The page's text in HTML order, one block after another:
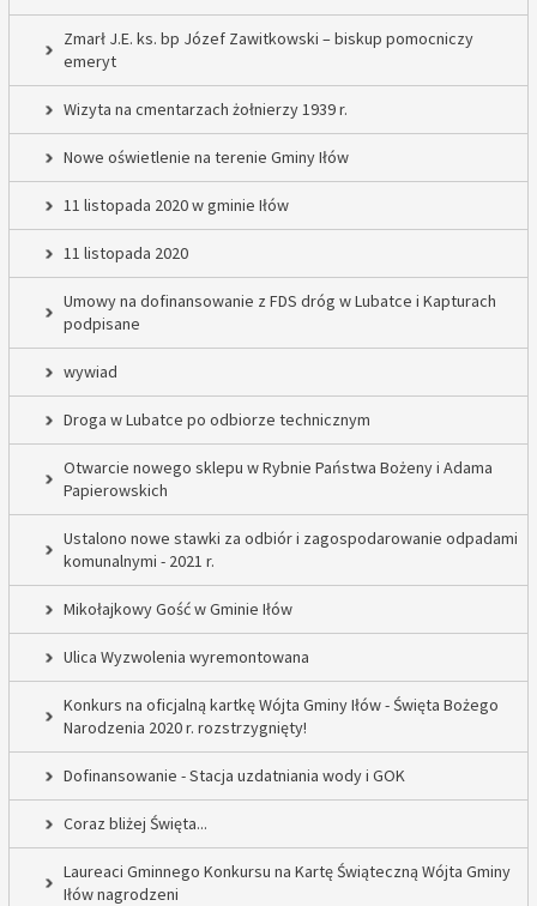
Zmarł J.E. ks. bp Józef Zawitkowski – biskup pomocniczy
emeryt
Wizyta na cmentarzach żołnierzy 1939 r.
Nowe oświetlenie na terenie Gminy Iłów
11 listopada 2020 w gminie Iłów
11 listopada 2020
Umowy na dofinansowanie z FDS dróg w Lubatce i Kapturach
podpisane
wywiad
Droga w Lubatce po odbiorze technicznym
Otwarcie nowego sklepu w Rybnie Państwa Bożeny i Adama
Papierowskich
Ustalono nowe stawki za odbiór i zagospodarowanie odpadami
komunalnymi - 2021 r.
Mikołajkowy Gość w Gminie Iłów
Ulica Wyzwolenia wyremontowana
Konkurs na oficjalną kartkę Wójta Gminy Iłów - Święta Bożego
Narodzenia 2020 r. rozstrzygnięty!
Dofinansowanie - Stacja uzdatniania wody i GOK
Coraz bliżej Święta...
Laureaci Gminnego Konkursu na Kartę Świąteczną Wójta Gminy
Iłów nagrodzeni